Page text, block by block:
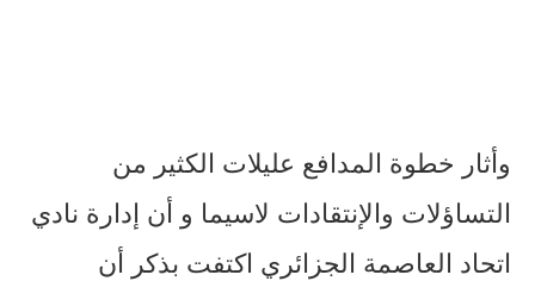
وأثار خطوة المدافع عليلات الكثير من
التساؤلات والإنتقادات لاسيما و أن إدارة نادي
اتحاد العاصمة الجزائري اكتفت بذكر أن